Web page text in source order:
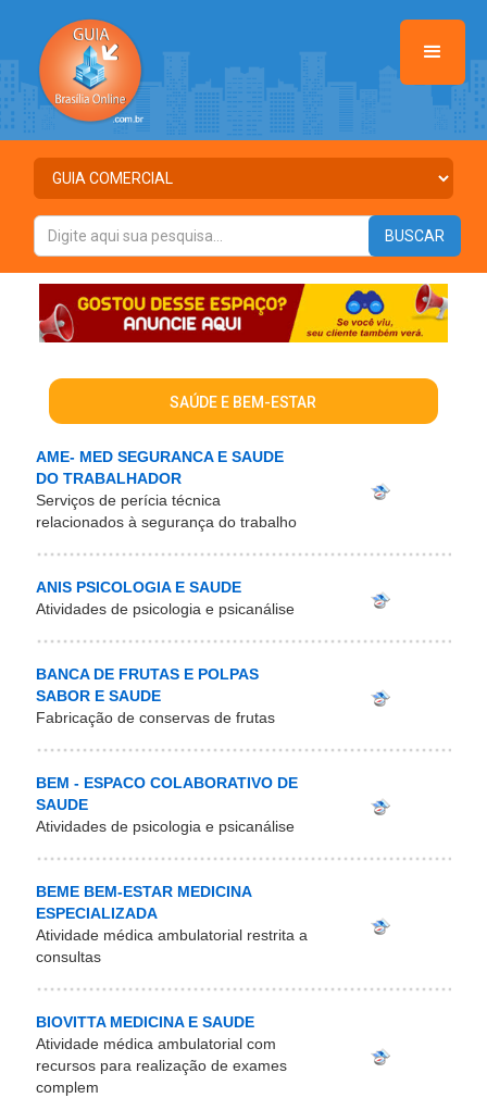
SAÚDE E BEM-ESTAR
AME- MED SEGURANCA E SAUDE
DO TRABALHADOR
Serviços de perícia técnica
relacionados à segurança do trabalho
ANIS PSICOLOGIA E SAUDE
Atividades de psicologia e psicanálise
BANCA DE FRUTAS E POLPAS
SABOR E SAUDE
Fabricação de conservas de frutas
BEM - ESPACO COLABORATIVO DE
SAUDE
Atividades de psicologia e psicanálise
BEME BEM-ESTAR MEDICINA
ESPECIALIZADA
Atividade médica ambulatorial restrita a
consultas
BIOVITTA MEDICINA E SAUDE
Atividade médica ambulatorial com
recursos para realização de exames
complem